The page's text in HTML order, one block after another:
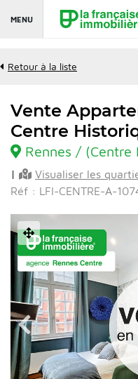
MENU
Retour à la liste
Vente
Centre
Rennes / (Centre
| Visualiser les
Réf : LFI-CENTRE-A-